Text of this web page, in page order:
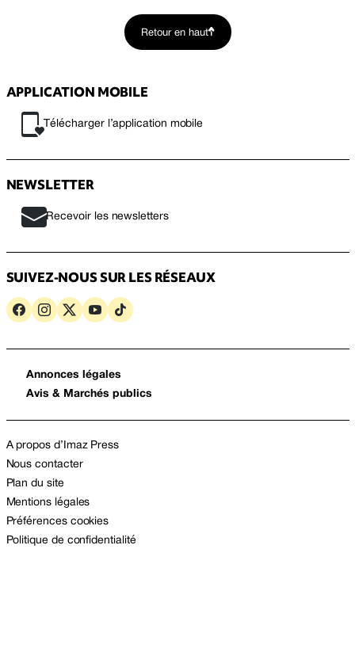
Retour en haut
APPLICATION MOBILE
Télécharger l’application mobile
NEWSLETTER
Recevoir les newsletters
SUIVEZ-NOUS SUR LES RÉSEAUX
Annonces légales
Avis & Marchés publics
A propos d’Imaz Press
Nous contacter
Plan du site
Mentions légales
Préférences cookies
Politique de confidentialité